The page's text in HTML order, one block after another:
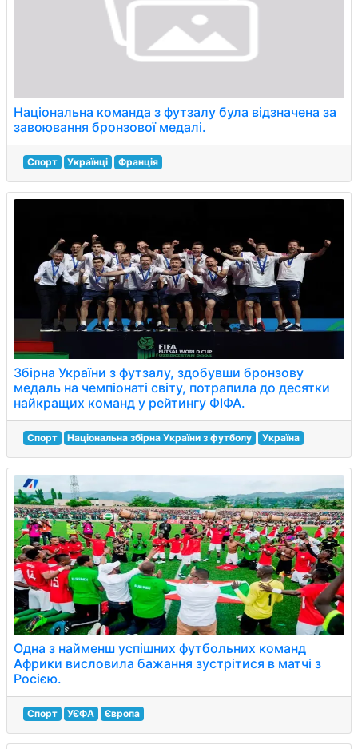
Національна команда з футзалу була відзначена за
завоювання бронзової медалі.
Спорт Українці Франція
Збірна України з футзалу, здобувши бронзову
медаль на чемпіонаті світу, потрапила до десятки
найкращих команд у рейтингу ФІФА.
Спорт Національна збірна України з футболу Україна
Одна з найменш успішних футбольних команд
Африки висловила бажання зустрітися в матчі з
Росією.
Спорт УЄФА Європа